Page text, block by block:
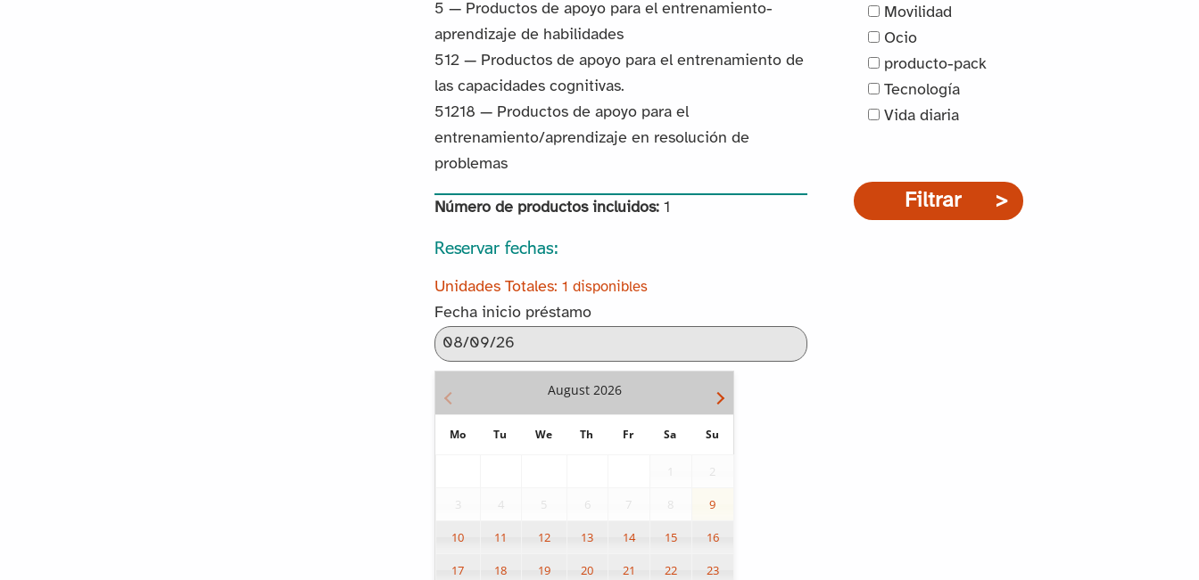
5 — Productos de apoyo para el entrenamiento-
aprendizaje de habilidades
512 — Productos de apoyo para el entrenamiento de
las capacidades cognitivas.
51218 — Productos de apoyo para el
entrenamiento/aprendizaje en resolución de
problemas
Número de productos incluidos:1
Reservar fechas:
1 disponibles
Fecha inicio préstamo
August 2026
Mo Tu We Th Fr Sa Su
2
3 4 5 6 7 8 9
10 11 12 13 14 15 16
17 18 19 20 21 22 23
Movilidad
Ocio
producto-pack
Tecnología
Vida diaria
Filtrar